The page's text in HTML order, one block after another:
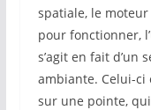
spatiale, le
pour fonctionner,
s’agit en fait d’un
ambiante. Celui-ci
sur une pointe,